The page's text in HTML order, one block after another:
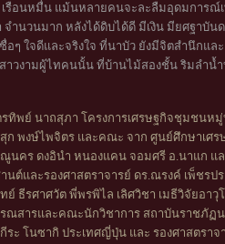
รือนหมื่น แม้นหลายคนจะละลืมอุดมการณ์
จำนวนมาก หลังได้ดิบได้ดี มีเงิน มียศฐาบั
อๆ ใจดีและจริงใจ ที่นาบัว ยังมีจิตสำนึกแ
าวงามผู้ไทคนนั้น ที่บ้านไม้สองชั้น ริมลำน้ำ
ทิพย์ นาถสุภา โครงการเศรษฐกิจชุมชนห
ก พงษ์ไพจิตร และคณะ จาก ศูนย์ศึกษาเศร
ณูนคร ดงอินำ หนองแคน จอมศรี อ.นาแก แ
นต์และรองศาสตราจารย์ ดร.ณรงค์ เพ็ชรป
ย์ ธีรศาศวัต พี่พรพิไล เลิศวิชา เมธีวิจัยอาวุ
รณสารและคณะนักวิชาการ สถาบันราชภั
ระ โนซากิ ประเทศญี่ปุ่น และ รองศาสตรา